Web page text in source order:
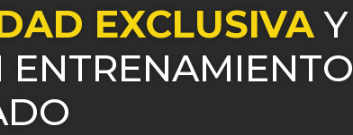
EXCLUSIVA Y
ENTRENAMIENTO